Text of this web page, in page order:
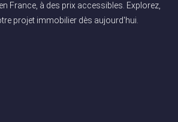
France, à des prix accessibles. Explorez,
projet immobilier dès aujourd'hui.